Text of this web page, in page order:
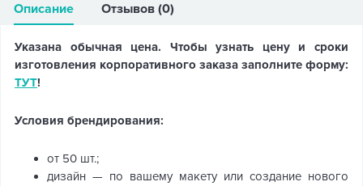
Описание Отзывов (0)
Указана обычная цена. Чтобы узнать цену и сроки
изготовления корпоративного заказа заполните форму:
ТУТ!
Условия брендирования:
от 50 шт.;
дизайн — по вашему макету или создание нового